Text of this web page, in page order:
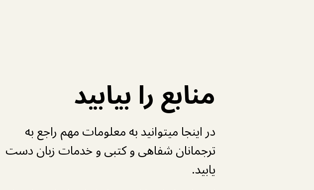
منابع را بیابید
در اینجا میتوانید به معلومات مهم راجع به
ترجمانان شفاهی و کتبی و خدمات زبان دست
یابید.